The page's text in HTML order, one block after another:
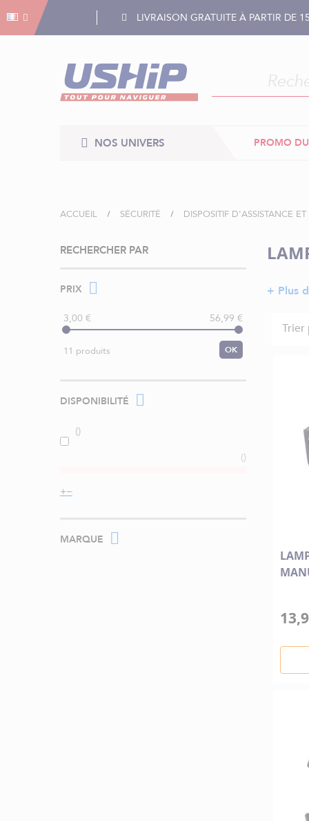
LIVRAISON GRATUITE À PARTIR DE
NOS UNIVERS PROMO
ACCUEIL SÉCURITÉ DISPOSITIF D'ASSISTANCE
+ Plus
Trier
RECHERCHER PAR
PRIX
3,00 € 56,99 €
11 produits OK
DISPONIBILITÉ
MARQUE
Gestion des cookies
Gestion des cookies